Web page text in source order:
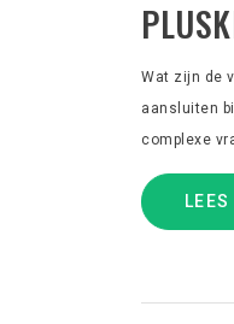
Wat zijn de
aansluiten
complexe
LEES